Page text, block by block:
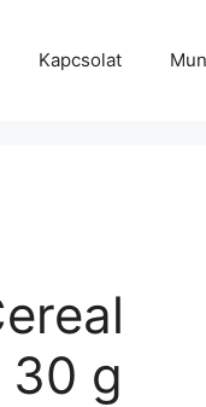
Kapcsolat
30 g